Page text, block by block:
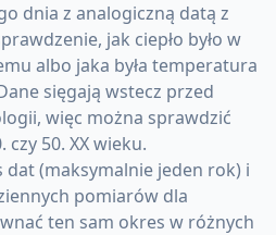
dnia z analogiczną datą z
jak ciepło było w
albo jaka była temperatura
sięgają wstecz przed
więc można sprawdzić
50. XX wieku.
dat (maksymalnie jeden rok) i
pomiarów dla
ten sam okres w różnych